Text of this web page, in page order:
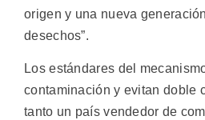
origen y una nueva
desechos”.
Los estándares del
contaminación y evitan doble
tanto un país vendedor de